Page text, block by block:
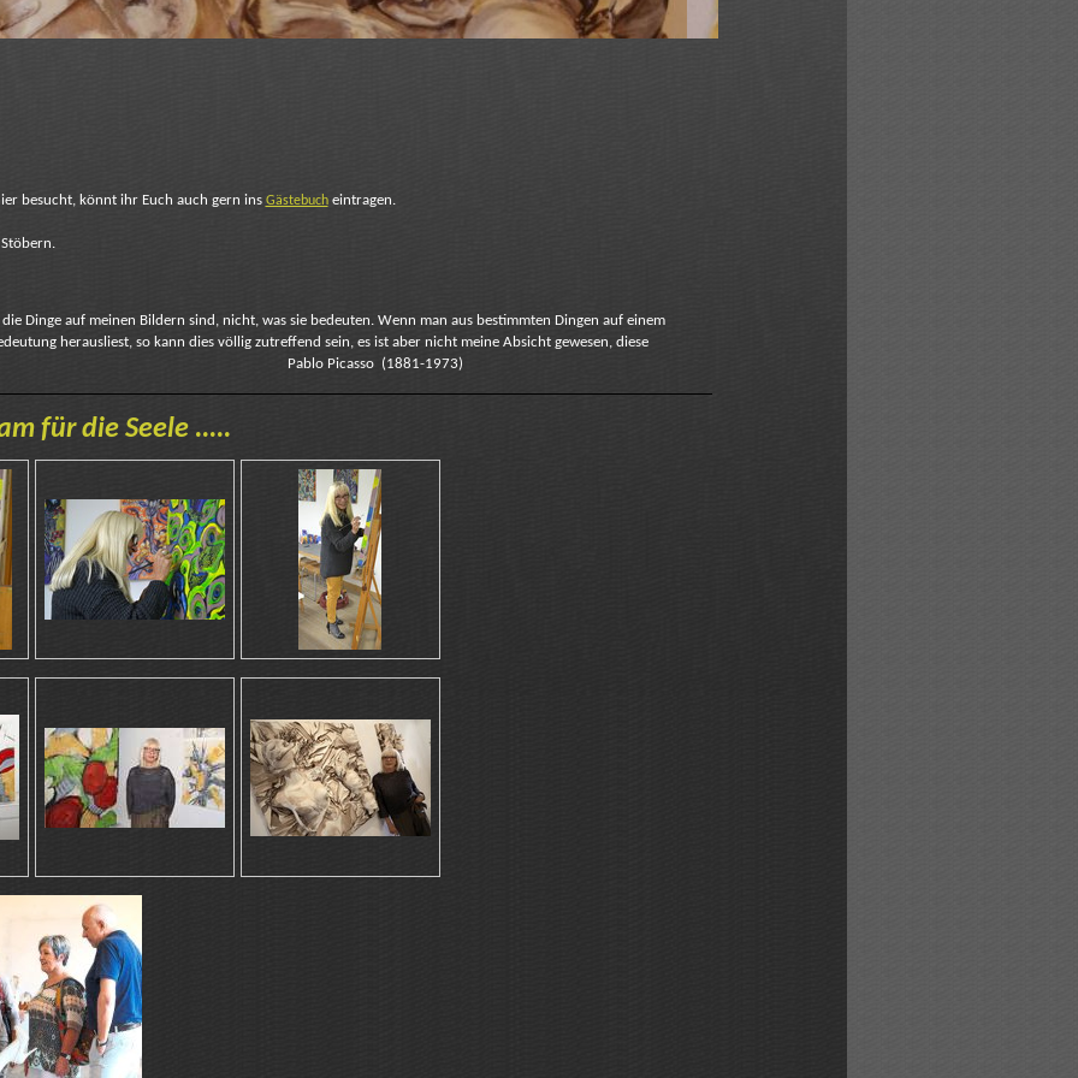
besucht, könnt ihr Euch auch gern ins Gästebucheintragen.
Dinge auf meinen Bildern sind, nicht, was sie bedeuten. Wenn man aus bestimmten Dingen auf einem
herausliest, so kann dies völlig zutreffend sein, es ist aber nicht meine Absicht gewesen, diese
“ Pablo Picasso (1881-1973)
für die Seele .....